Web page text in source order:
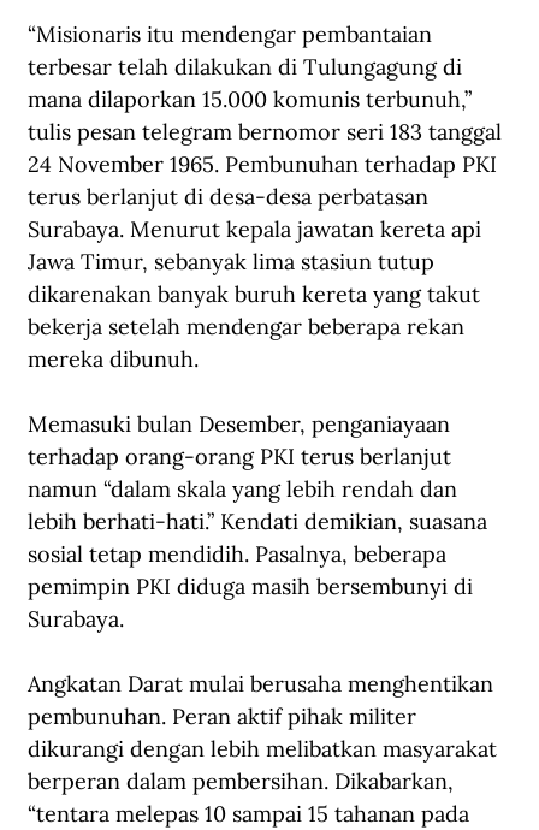
“Misionaris itu mendengar pembantaian
terbesar telah dilakukan di Tulungagung di
mana dilaporkan 15.000 komunis terbunuh,”
tulis pesan telegram bernomor seri 183 tanggal
24 November 1965. Pembunuhan terhadap PKI
terus berlanjut di desa-desa perbatasan
Surabaya. Menurut kepala jawatan kereta api
Jawa Timur, sebanyak lima stasiun tutup
dikarenakan banyak buruh kereta yang takut
bekerja setelah mendengar beberapa rekan
mereka dibunuh.
Memasuki bulan Desember, penganiayaan
terhadap orang-orang PKI terus berlanjut
namun “dalam skala yang lebih rendah dan
lebih berhati-hati.” Kendati demikian, suasana
sosial tetap mendidih. Pasalnya, beberapa
pemimpin PKI diduga masih bersembunyi di
Surabaya.
Angkatan Darat mulai berusaha menghentikan
pembunuhan. Peran aktif pihak militer
dikurangi dengan lebih melibatkan masyarakat
berperan dalam pembersihan. Dikabarkan,
“tentara melepas 10 sampai 15 tahanan pada